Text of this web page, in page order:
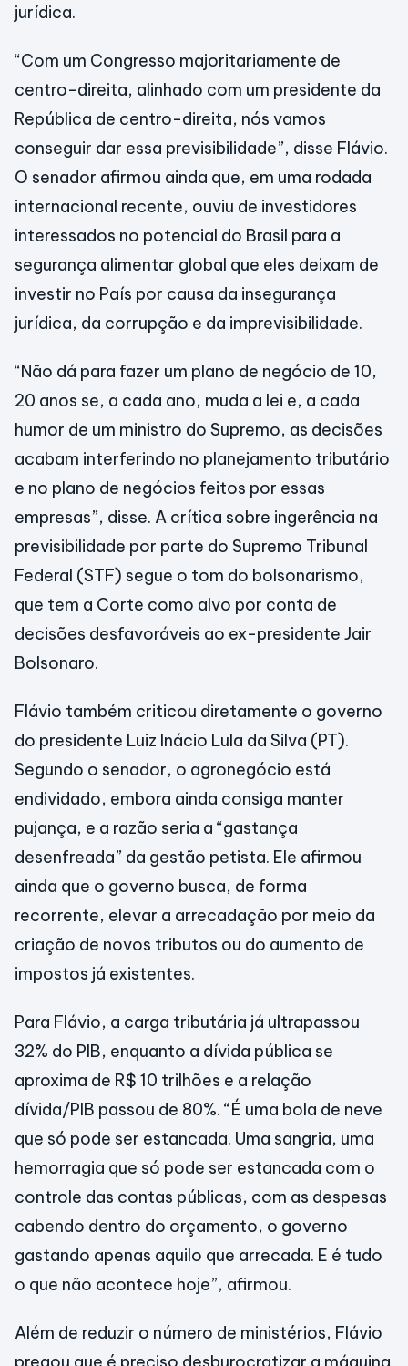
jurídica.
“Com um Congresso majoritariamente de
centro-direita, alinhado com um presidente da
República de centro-direita, nós vamos
conseguir dar essa previsibilidade”, disse Flávio.
O senador afirmou ainda que, em uma rodada
internacional recente, ouviu de investidores
interessados no potencial do Brasil para a
segurança alimentar global que eles deixam de
investir no País por causa da insegurança
jurídica, da corrupção e da imprevisibilidade.
“Não dá para fazer um plano de negócio de 10,
20 anos se, a cada ano, muda a lei e, a cada
humor de um ministro do Supremo, as decisões
acabam interferindo no planejamento tributário
e no plano de negócios feitos por essas
empresas”, disse. A crítica sobre ingerência na
previsibilidade por parte do Supremo Tribunal
Federal (STF) segue o tom do bolsonarismo,
que tem a Corte como alvo por conta de
decisões desfavoráveis ao ex-presidente Jair
Bolsonaro.
Flávio também criticou diretamente o governo
do presidente Luiz Inácio Lula da Silva (PT).
Segundo o senador, o agronegócio está
endividado, embora ainda consiga manter
pujança, e a razão seria a “gastança
desenfreada” da gestão petista. Ele afirmou
ainda que o governo busca, de forma
recorrente, elevar a arrecadação por meio da
criação de novos tributos ou do aumento de
impostos já existentes.
Para Flávio, a carga tributária já ultrapassou
32% do PIB, enquanto a dívida pública se
aproxima de R$ 10 trilhões e a relação
dívida/PIB passou de 80%. “É uma bola de neve
que só pode ser estancada. Uma sangria, uma
hemorragia que só pode ser estancada com o
controle das contas públicas, com as despesas
cabendo dentro do orçamento, o governo
gastando apenas aquilo que arrecada. E é tudo
o que não acontece hoje”, afirmou.
Além de reduzir o número de ministérios, Flávio
pregou que é preciso desburocratizar a máquina